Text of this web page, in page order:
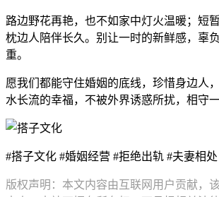
路边野花再艳，也不如家中灯火温暖；短
枕边人陪伴长久。别让一时的新鲜感，辜
重。
愿我们都能守住婚姻的底线，珍惜身边人
水长流的幸福，不被外界诱惑所扰，相守
#搭子文化 #婚姻经营 #拒绝出轨 #夫妻相
版权声明：本文内容由互联网用户贡献，